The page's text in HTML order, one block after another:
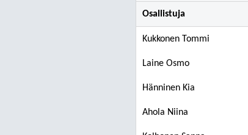
Osallistuja
Kukkonen Tommi
Laine Osmo
Hänninen Kia
Ahola Niina